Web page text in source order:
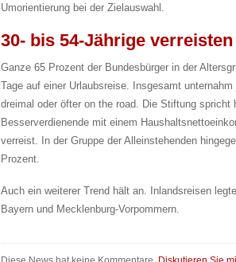
Umorientierung bei der Zielauswahl.
30- bis 54-Jährige
Ganze 65 Prozent der Bundesbürger in der
Tage auf einer Urlaubsreise. Insgesamt
dreimal oder öfter on the road. Die Stiftung
Besserverdienende mit einem
verreist. In der Gruppe der Alleinstehenden
Prozent.
Auch ein weiterer Trend hält an. Inlandsreisen
Bayern und Mecklenburg-Vorpommern.